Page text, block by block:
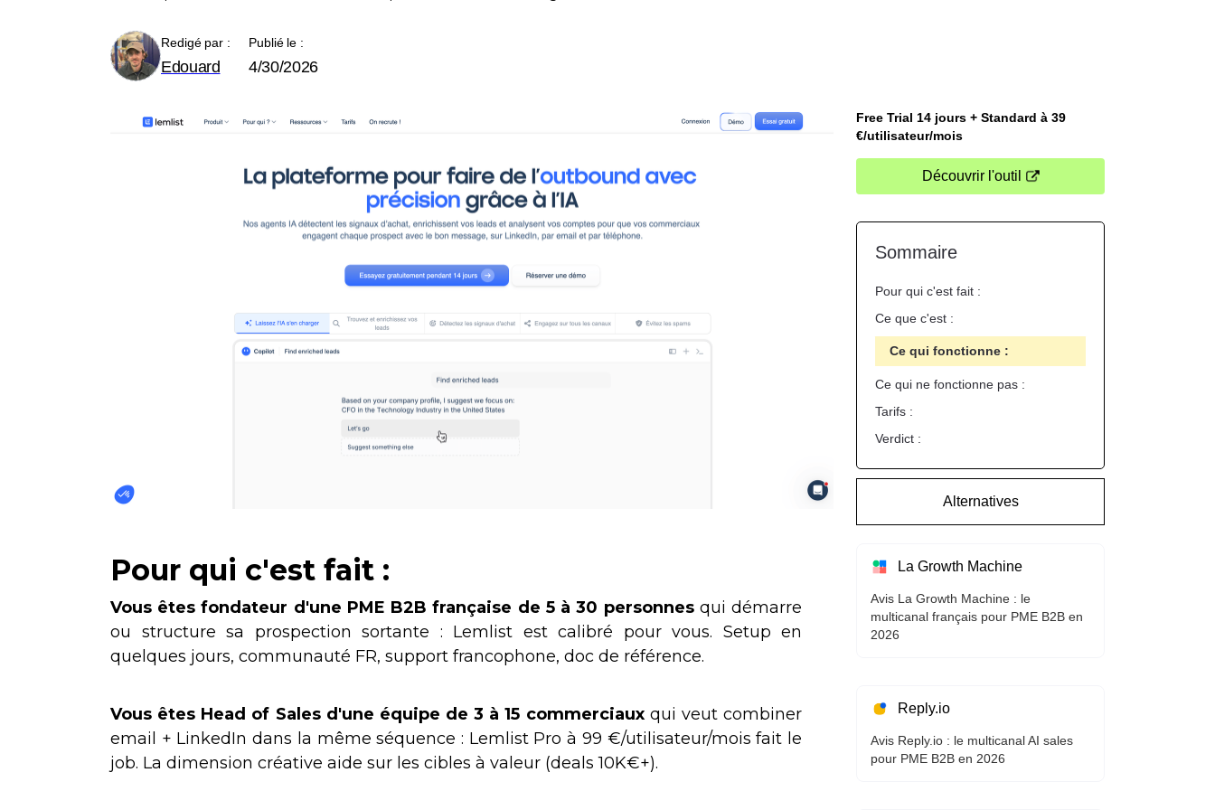
Redigé par :
Edouard
Publié le :
4/30/2026
Pour qui c'est fait :
Vous êtes fondateur d'une PME B2B française de 5 à 30 personnesqui démarre
ou structure sa prospection sortante : Lemlist est calibré pour vous. Setup en
quelques jours, communauté FR, support francophone, doc de référence.
Vous êtes Head of Sales d'une équipe de 3 à 15 commerciauxqui veut combiner
email + LinkedIn dans la même séquence : Lemlist Pro à 99 €/utilisateur/mois fait le
job. La dimension créative aide sur les cibles à valeur (deals 10K€+).
Free Trial 14 jours + Standard à 39
€/utilisateur/mois
Découvrir l'outil
Sommaire
Pour qui c'est fait :
Ce que c'est :
Ce qui fonctionne :
Ce qui ne fonctionne pas :
Tarifs :
Verdict :
Alternatives
La Growth Machine
Avis La Growth Machine : le
multicanal français pour PME B2B en
2026
Reply.io
Avis Reply.io : le multicanal AI sales
pour PME B2B en 2026